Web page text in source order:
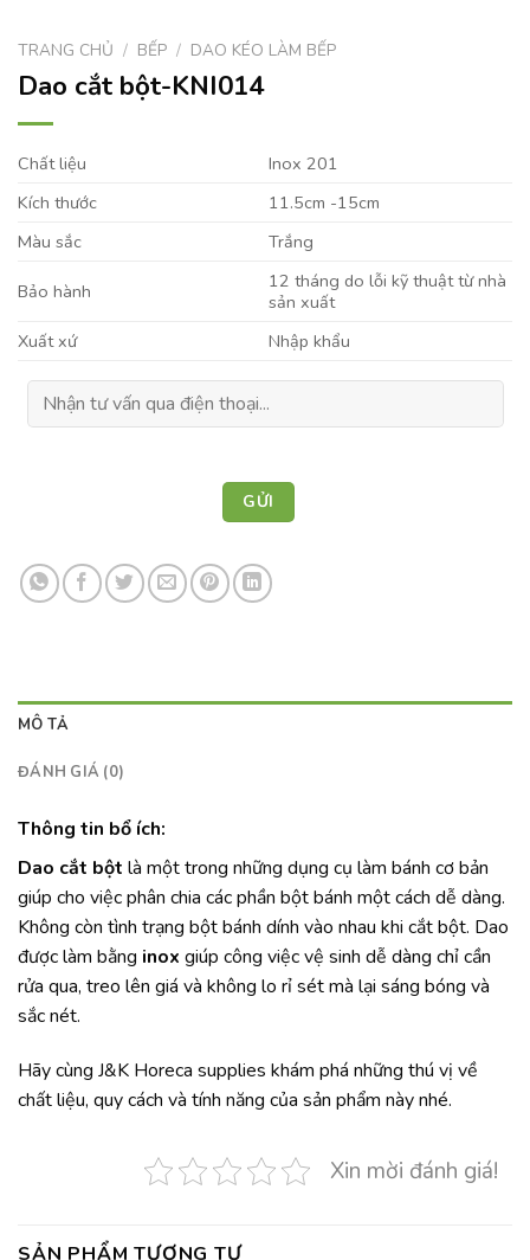
TRANG CHỦ / BẾP / DAO KÉO LÀM BẾP
Dao cắt bột-KNI014
Chất liệu
Inox 201
Kích thước
11.5cm -15cm
Màu sắc
Trắng
Bảo hành
12 tháng do lỗi kỹ thuật từ nhà
sản xuất
Xuất xứ
Nhập khẩu
MÔ TẢ
ĐÁNH GIÁ (0)
Thông tin bổ ích:
Dao cắt bột là một trong những dụng cụ làm bánh cơ bản
giúp cho việc phân chia các phần bột bánh một cách dễ dàng.
Không còn tình trạng bột bánh dính vào nhau khi cắt bột. Dao
được làm bằng inox giúp công việc vệ sinh dễ dàng chỉ cần
rửa qua, treo lên giá và không lo rỉ sét mà lại sáng bóng và
sắc nét.
Hãy cùng J&K Horeca supplies khám phá những thú vị về
chất liệu, quy cách và tính năng của sản phẩm này nhé.
Xin mời đánh giá!
SẢN PHẨM TƯƠNG TỰ